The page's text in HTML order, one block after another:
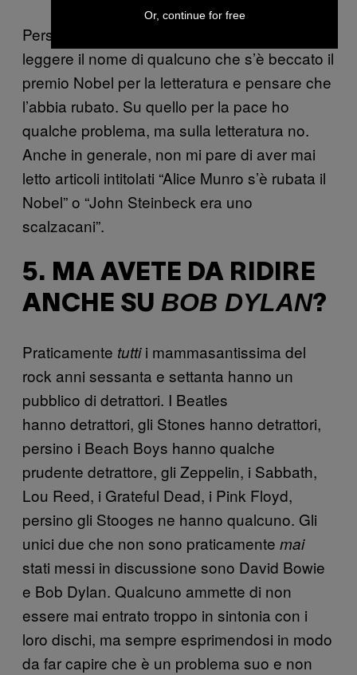
Personalmente non mi è mai capitato di
leggere il nome di qualcuno che s’è beccato il
premio Nobel per la letteratura e pensare che
l’abbia rubato. Su quello per la pace ho
qualche problema, ma sulla letteratura no.
Anche in generale, non mi pare di aver mai
letto articoli intitolati “Alice Munro s’è rubata il
Nobel” o “John Steinbeck era uno
scalzacani”.
5. MA AVETE DA RIDIRE
ANCHE SU BOB DYLAN?
Praticamente tuttii mammasantissima del
rock anni sessanta e settanta hanno un
pubblico di detrattori. I Beatles
hanno detrattori, gli Stones hanno detrattori,
persino i Beach Boys hanno qualche
prudente detrattore, gli Zeppelin, i Sabbath,
Lou Reed, i Grateful Dead, i Pink Floyd,
persino gli Stooges ne hanno qualcuno. Gli
unici due che non sono praticamente mai
stati messi in discussione sono David Bowie
e Bob Dylan. Qualcuno ammette di non
essere mai entrato troppo in sintonia con i
loro dischi, ma sempre esprimendosi in modo
da far capire che è un problema suo e non
Or, continue for free